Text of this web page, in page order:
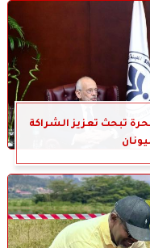
تبحث تعزيز الشراكة